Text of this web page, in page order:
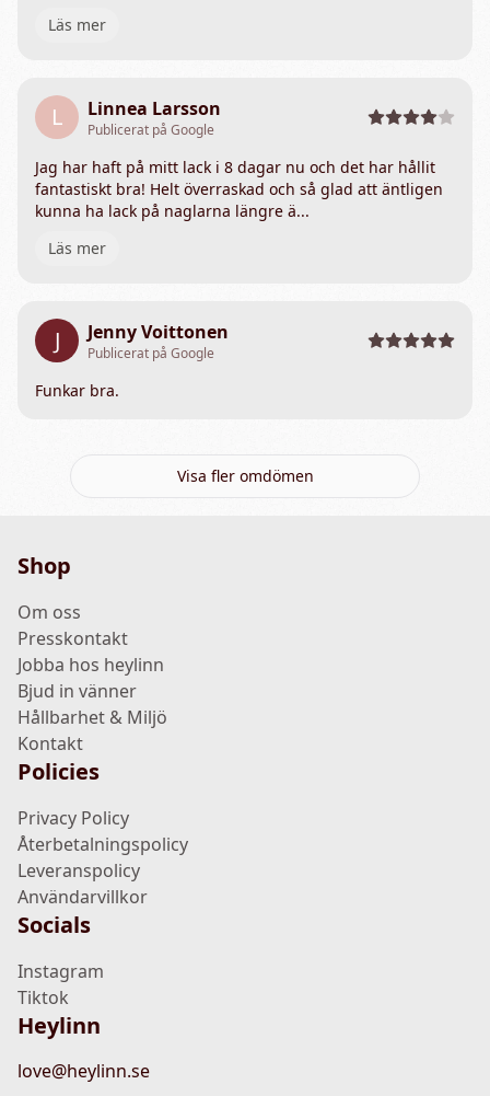
Läs mer
L Linnea Larsson
Publicerat på Google
Jag har haft på mitt lack i 8 dagar nu och det har hållit
fantastiskt bra! Helt överraskad och så glad att äntligen
kunna ha lack på naglarna längre ä...
Läs mer
J Jenny Voittonen
Publicerat på Google
Funkar bra.
Visa fler omdömen
Shop
Om oss
Presskontakt
Jobba hos heylinn
Bjud in vänner
Hållbarhet & Miljö
Kontakt
Policies
Privacy Policy
Återbetalningspolicy
Leveranspolicy
Användarvillkor
Socials
Instagram
Tiktok
Heylinn
love@heylinn.se